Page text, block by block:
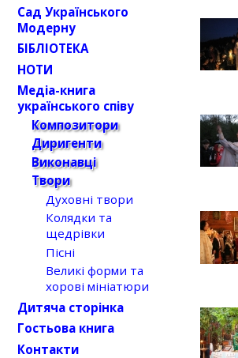
Сад Українського
Модерну
БІБЛІОТЕКА
НОТИ
Медіа-книга
українського співу
Композитори
Диригенти
Виконавці
Твори
Духовні твори
Колядки та
щедрівки
Пісні
Великі форми та
хорові мініатюри
Дитяча сторінка
Гостьова книга
Контакти